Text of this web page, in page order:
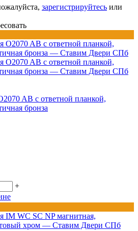
зарегистрируйтесь или
AB с ответной планкой,
бронза
+